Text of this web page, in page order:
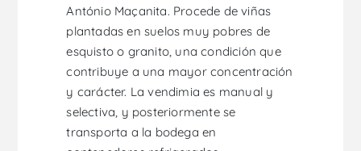
António Maçanita. Procede de viñas
plantadas en suelos muy pobres de
esquisto o granito, una condición que
contribuye a una mayor concentración
y carácter. La vendimia es manual y
selectiva, y posteriormente se
transporta a la bodega en